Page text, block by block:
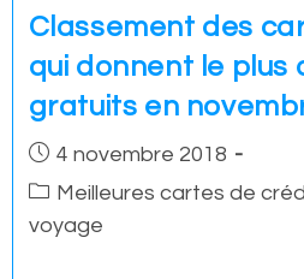
Classement des
qui donnent le plus
gratuits en
Post4 novembre 2018
PostMeilleures cartes de
voyage